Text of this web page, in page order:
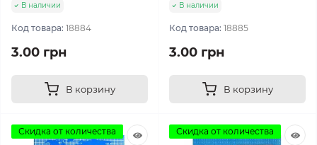
В наличии
Код товара: 18884
3.00 грн
В корзину
В наличии
Код товара: 18885
3.00 грн
В корзину
Скидка от количества Скидка от количества